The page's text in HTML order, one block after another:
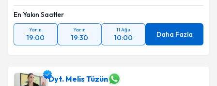
En Yakın Saatler
Yarın
19:00
Yarın
19:30
11 Ağu
10:00 Daha Fazla
Dyt. Melis Tüzün